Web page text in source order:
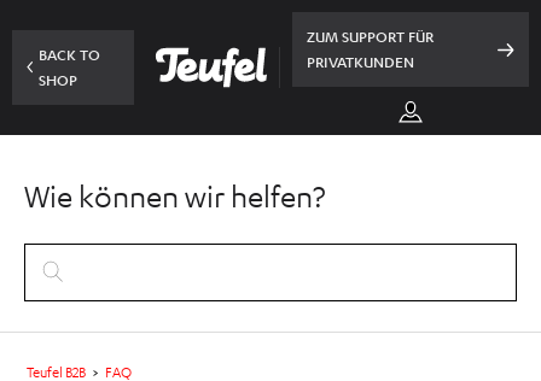
BACK TO
SHOP
ZUM SUPPORT FÜR
PRIVATKUNDEN
Wie können wir helfen?
Teufel B2B FAQ